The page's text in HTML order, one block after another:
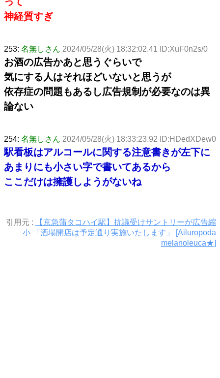
神経質すぎ
253: 名無しさん 2024/05/28(火) 18:32:02.41 ID:XuF0n2s/0
お酒の広告かあと思うぐらいで
気にする人はそれほどいないと思うが
依存症の問題もあるし広告規制が必要なのは異
論ない
254: 名無しさん 2024/05/28(火) 18:33:23.92 ID:HDedXDew0
駅看板はアルコールに関する注意書きが左下に
あまりにも小さい字で書いてあるから
ここだけは擁護しようがないね
引用元 :
【京急蒲タコハイ駅】抗議受けサントリーが広告縮
小 「酒場開店は予定通り実施いたします」 [Ailuropoda
melanoleuca★]